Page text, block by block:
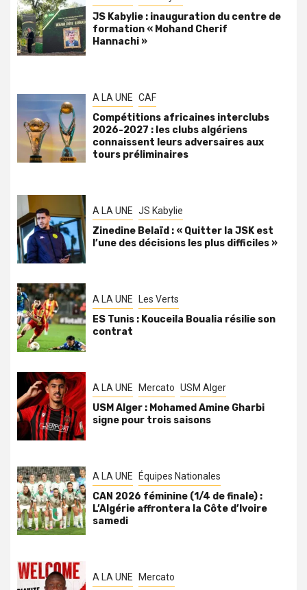
JS Kabylie : inauguration du centre de
formation « Mohand Cherif
Hannachi »
A LA UNE CAF
Compétitions africaines interclubs
2026-2027 : les clubs algériens
connaissent leurs adversaires aux
tours préliminaires
A LA UNE JS Kabylie
Zinedine Belaïd : « Quitter la JSK est
l’une des décisions les plus difficiles »
A LA UNE Les Verts
ES Tunis : Kouceila Boualia résilie son
contrat
A LA UNE Mercato USM Alger
USM Alger : Mohamed Amine Gharbi
signe pour trois saisons
A LA UNE Équipes Nationales
CAN 2026 féminine (1/4 de finale) :
L’Algérie affrontera la Côte d’Ivoire
samedi
A LA UNE Mercato